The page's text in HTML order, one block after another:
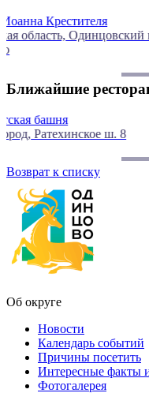
Церковь Казанской
Московская область,
Ближайшие
Пристань
г. Звенигород, ул.
Возврат к списку
Об округе
Новости
Календарь событий
Причины посетить
Интересные факты
Фотогалерея